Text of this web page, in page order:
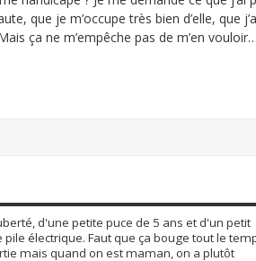
que je m’occupe très bien d’elle, que
ça ne m’empêche pas de m’en
d'une petite puce de 5 ans et d'un petit
électrique. Faut que ça bouge tout le
mais quand on est maman, on a plutôt